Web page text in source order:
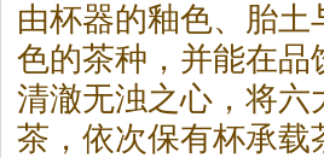
由杯器的釉色、胎
色的茶种，并能在品
清澈无浊之心，将六
茶 ，依次保有杯承载